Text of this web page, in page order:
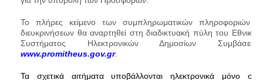
Το πλήρες κείμενο των συμπληρωματικών πληροφοριών ή
διευκρινήσεων θα αναρτηθεί στη διαδικτυακή πύλη του Εθνικού
Συστήματος Ηλεκτρονικών Δημοσίων Συμβάσεων
www.promitheus.gov.gr.
Τα σχετικά αιτήματα υποβάλλονται ηλεκτρονικά μόνο στο